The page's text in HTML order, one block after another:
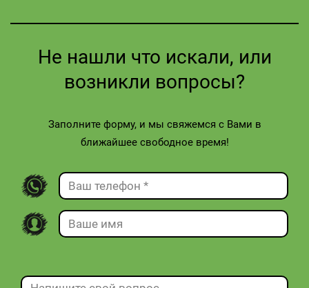
Не нашли что искали, или
возникли вопросы?
Заполните форму, и мы свяжемся с Вами в
ближайшее свободное время!